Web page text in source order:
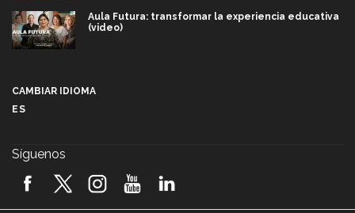
Aula Futura: transformar la experiencia educativa
(video)
2026! (video)
CAMBIAR IDIOMA
ES
Síguenos